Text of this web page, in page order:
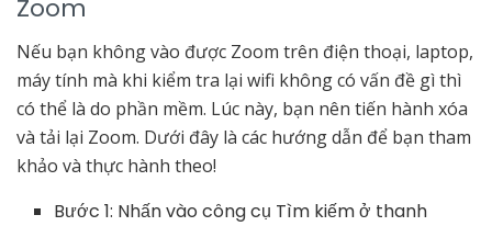
Zoom
Nếu bạn không vào được Zoom trên điện thoại, laptop,
máy tính mà khi kiểm tra lại wifi không có vấn đề gì thì
có thể là do phần mềm. Lúc này, bạn nên tiến hành xóa
và tải lại Zoom. Dưới đây là các hướng dẫn để bạn tham
khảo và thực hành theo!
Bước 1: Nhấn vào công cụ Tìm kiếm ở thanh